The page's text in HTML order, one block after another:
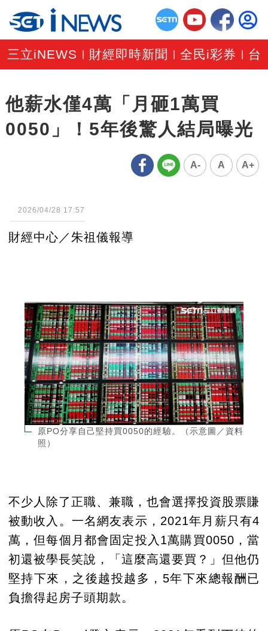
三立iNEWS 財經即時新聞 |全民i彩券 台
他薪水僅4萬「月砸1萬買
0050」！5年後驚人結局曝光
A- A A+
2026/04/28 17:57
財經中心／朱祖儀報導
原PO分享自己堅持買0050的經驗。（示意圖／資料
照）
不少人除了正職、兼職，也會選擇投資股票賺
被動收入。一名網友表示，2021年月薪只有4
萬，但每個月都會固定投入1萬購買0050，當
初還被學長笑說，「這麼高還要買？」但他仍
堅持下來，之後越投越多，5年下來總報酬已
負擔得起房子頭期款。